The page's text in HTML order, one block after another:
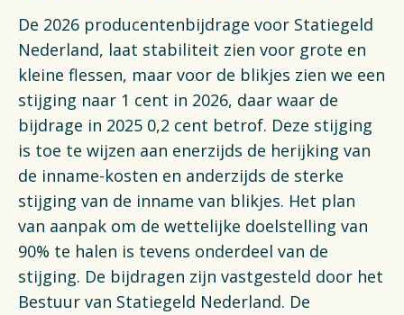
Deltaplan Circulaire Plastic
Verpakkingen
Financiën
VacaturesOpens in a new tab
Switch to English
De 2026 producentenbijdrage voor Statiegeld
Nederland, laat stabiliteit zien voor grote en
kleine flessen, maar voor de blikjes zien we een
stijging naar 1 cent in 2026, daar waar de
bijdrage in 2025 0,2 cent betrof. Deze stijging
is toe te wijzen aan enerzijds de herijking van
de inname-kosten en anderzijds de sterke
stijging van de inname van blikjes. Het plan
van aanpak om de wettelijke doelstelling van
90% te halen is tevens onderdeel van de
stijging. De bijdragen zijn vastgesteld door het
Bestuur van Statiegeld Nederland. De